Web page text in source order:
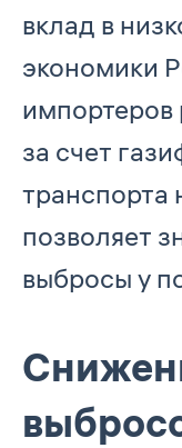
вклад в
экономики
импортеров
за счет
транспорта
позволяет
выбросы у